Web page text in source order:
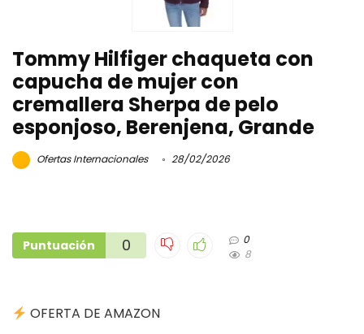
Tommy Hilfiger chaqueta con
capucha de mujer con
cremallera Sherpa de pelo
esponjoso, Berenjena, Grande
Ofertas Internacionales 28/02/2026
Puntuación 0
0
8
OFERTA DE AMAZON